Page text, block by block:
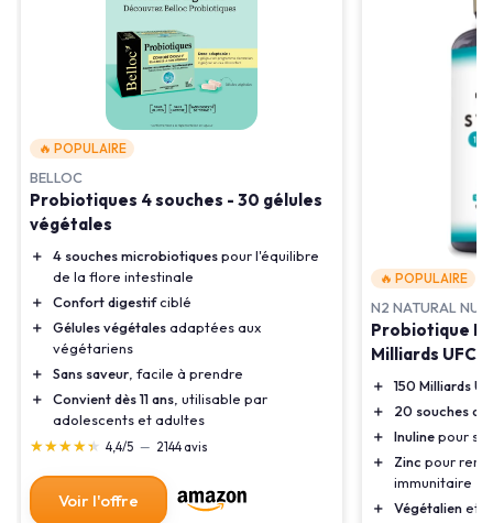
🔥 POPULAIRE
BELLOC
Probiotiques 4 souches - 30 gélules
végétales
＋ 4 souches microbiotiquespour l'équilibre
de la flore intestinale
＋
Confort digestifciblé
＋
Gélules végétalesadaptées aux
végétariens
＋
Sans saveur, facile à prendre
＋
Convient dès 11 ans, utilisable par
adolescents et adultes
★★★★★
★★★★★ 4,4/5 — 2144 avis
Voir l'offre
🔥 POPULAIRE
N2 NATURAL
Probiotique
Milliards UFC
＋
150 Milliards
＋
20 souches de
＋
Inulinepour
＋
Zinc pour
immunitaire
＋
Végétalienet